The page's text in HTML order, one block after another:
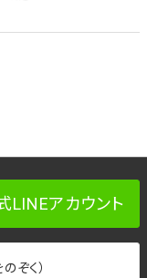
LINEアカウント
ぞく）